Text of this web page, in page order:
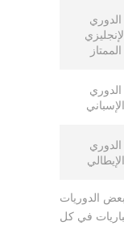
الدوري
الممتاز
الدوري
الإسباني
الدوري
الإيطالي
الدوريات
في كل